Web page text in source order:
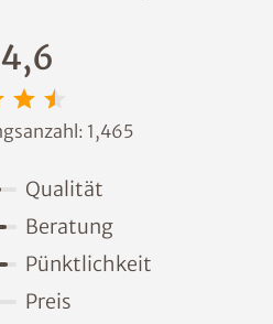
4,6
1,465
Qualität
Beratung
Pünktlichkeit
Preis